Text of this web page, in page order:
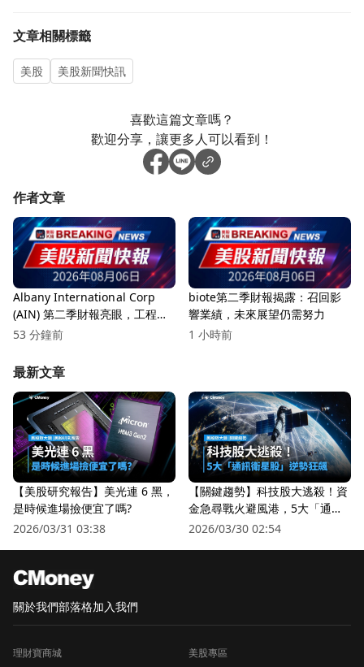
文章相關標籤
美股 美股新聞快訊
喜歡這篇文章嗎？
歡迎分享，讓更多人可以看到！
作者文章
Albany International Corp
(AIN) 第二季財報亮眼，工程複
合材料創新高！
53 分鐘前
biote第二季財報揭露：召回影
響業績，未來展望仍需努力
1 小時前
最新文章
【美股研究報告】美光連 6 黑，
是時候進場撿便宜了嗎?
2026/03/31 03:38
【關鍵趨勢】科技股大逃殺！資
金急尋戰火避風港，5大「通訊
衛星股」逆勢狂飆
2026/03/30 02:54
關於我們部落格加入我們
理財寶商城 美股專區